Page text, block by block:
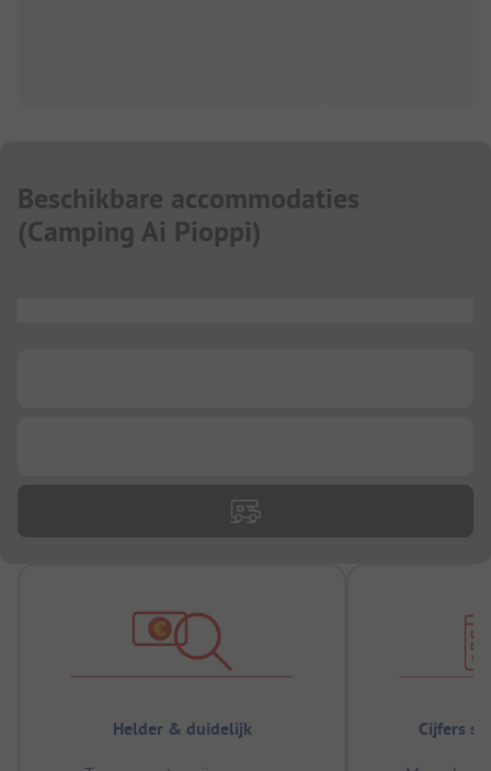
Beschikbare accommodaties
(Camping Ai Pioppi)
Helder & duidelijk Cijfers